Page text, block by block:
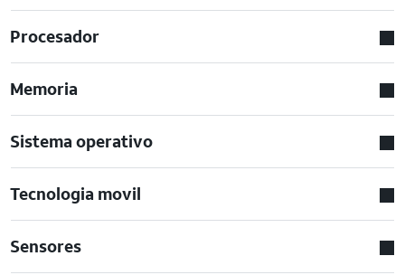
Procesador
Memoria
Sistema operativo
Tecnologia movil
Sensores